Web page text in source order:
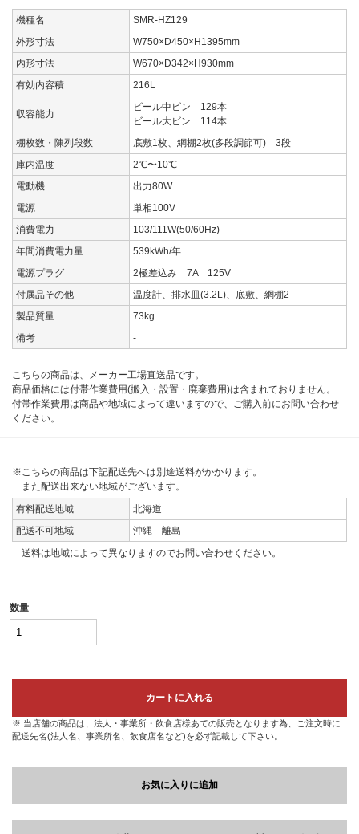
機種名
SMR-HZ129
外形寸法
W750×D450×H1395mm
内形寸法
W670×D342×H930mm
有効内容積
216L
収容能力
ビール中ビン 129本
ビール大ビン 114本
棚枚数・陳列段数
底敷1枚、網棚2枚(多段調節可) 3段
庫内温度
2℃〜10℃
電動機
出力80W
電源
単相100V
消費電力
103/111W(50/60Hz)
年間消費電力量
539kWh/年
電源プラグ
2極差込み 7A 125V
付属品その他
温度計、排水皿(3.2L)、底敷、網棚2
製品質量
73kg
備考
-
こちらの商品は、メーカー工場直送品です。
商品価格には付帯作業費用(搬入・設置・廃棄費用)は含まれておりません。
付帯作業費用は商品や地域によって違いますので、ご購入前にお問い合わせ
ください。
※こちらの商品は下記配送先へは別途送料がかかります。
また配送出来ない地域がございます。
有料配送地域
北海道
配送不可地域
沖縄 離島
送料は地域によって異なりますのでお問い合わせください。
数量
カートに入れる
※ 当店舗の商品は、法人・事業所・飲食店様あての販売となります為、ご注文時に
配送先名(法人名、事業所名、飲食店名など)を必ず記載して下さい。
お気に入りに追加